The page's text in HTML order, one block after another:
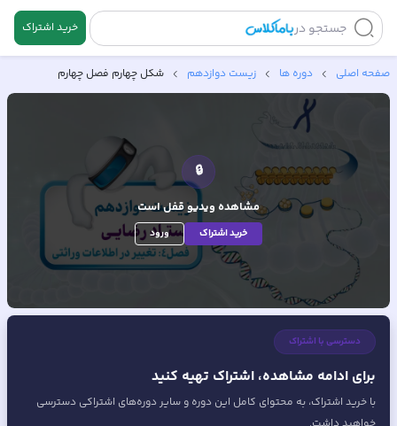
جستجو در خرید اشتراک
صفحه اصلی دوره ها زیست دوازدهم شکل چهارم فصل چهارم
🔒
مشاهده ویدیوقفل است
خرید اشتراک ورود
دسترسی با اشتراک
برای ادامه مشاهده، اشتراک تهیه کنید
با خرید اشتراک، به محتوای کامل این دوره و سایر دوره‌های اشتراکی دسترسی